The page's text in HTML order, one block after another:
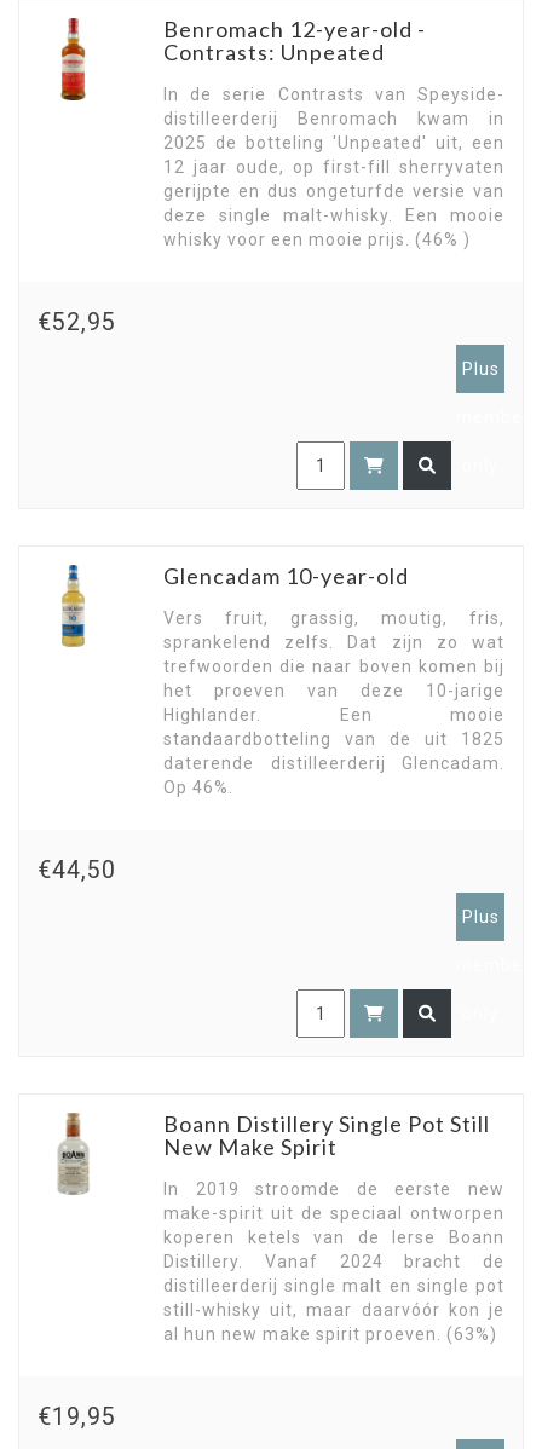
Benromach 12-year-old -
Contrasts: Unpeated
In de serie Contrasts van Speyside-
distilleerderij Benromach kwam in
2025 de botteling 'Unpeated' uit, een
12 jaar oude, op first-fill sherryvaten
gerijpte en dus ongeturfde versie van
deze single malt-whisky. Een mooie
whisky voor een mooie prijs. (46% )
€52,95
Plus
Glencadam 10-year-old
Vers fruit, grassig, moutig, fris,
sprankelend zelfs. Dat zijn zo wat
trefwoorden die naar boven komen bij
het proeven van deze 10-jarige
Highlander. Een mooie
standaardbotteling van de uit 1825
daterende distilleerderij Glencadam.
Op 46%.
€44,50
Plus
Boann Distillery Single Pot Still
New Make Spirit
In 2019 stroomde de eerste new
make-spirit uit de speciaal ontworpen
koperen ketels van de Ierse Boann
Distillery. Vanaf 2024 bracht de
distilleerderij single malt en single pot
still-whisky uit, maar daarvóór kon je
al hun new make spirit proeven. (63%)
€19,95